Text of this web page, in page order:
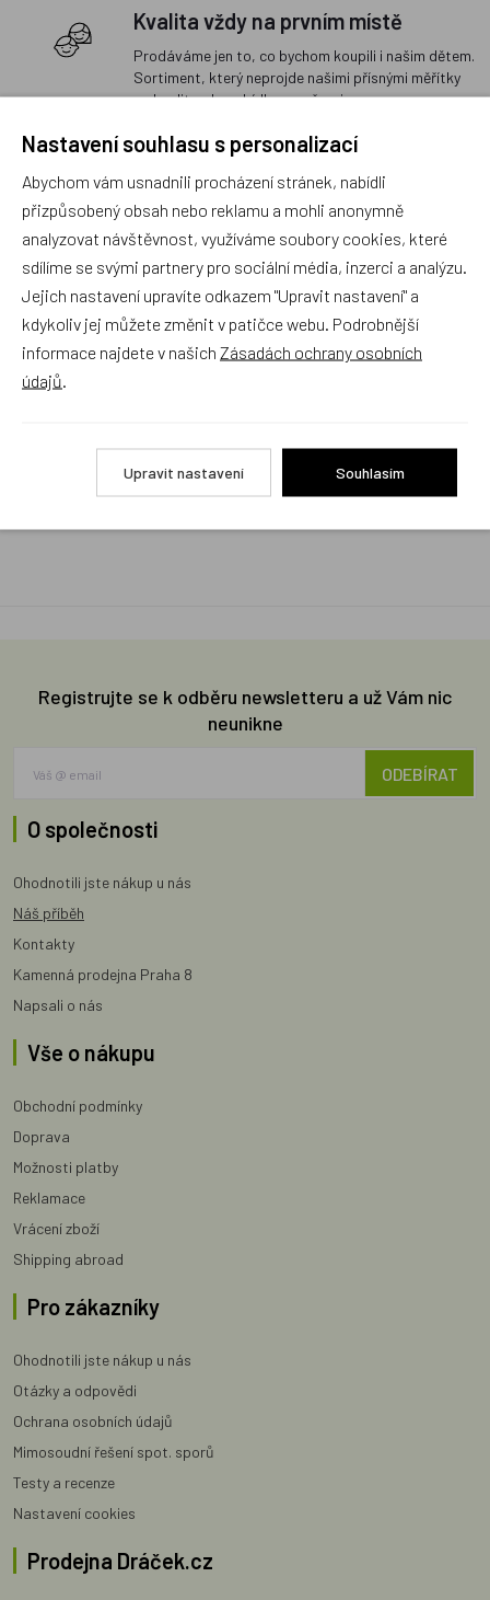
Kvalita vždy na prvním místě
Prodáváme jen to, co bychom koupili i našim dětem.
Sortiment, který neprojde našimi přísnými měřítky
na kvalitu, do nabídky nezařazujeme.
Rychlé vyřízení reklamace i na dálku
Pokud to povaha vady umožňuje (zjevná
neopravitelnost výrobku), reklamaci vyřídíme i na
základě pouhého zaslání fotografií na náš email a
vyměníme zboží kus za kus. Vždy se snažíme šetřit
Váš čas a peníze. Můžeme si to dovolit, protože
naše kvalitní zboží zákazníci téměř nereklamují.
Milujeme české výrobky
Objednávky obsahující jen skladové položky
expedujeme i v den objednávky, ostatní dle dodací
Registrujte se k odběru newsletteru a už Vám nic
neunikne
ODEBÍRAT
O společnosti
Ohodnotili jste nákup u nás
Náš příběh
Kontakty
Kamenná prodejna Praha 8
Napsali o nás
Vše o nákupu
Obchodní podmínky
Doprava
Možnosti platby
Reklamace
Vrácení zboží
Shipping abroad
Pro zákazníky
Ohodnotili jste nákup u nás
Otázky a odpovědi
Ochrana osobních údajů
Mimosoudní řešení spot. sporů
Testy a recenze
Nastavení cookies
Prodejna Dráček.cz
Nastavení souhlasu s personalizací
Abychom vám usnadnili procházení stránek, nabídli
přizpůsobený obsah nebo reklamu a mohli anonymně
analyzovat návštěvnost, využíváme soubory cookies, které
sdílíme se svými partnery pro sociální média, inzerci a analýzu.
Jejich nastavení upravíte odkazem "Upravit nastavení" a
kdykoliv jej můžete změnit v patičce webu. Podrobnější
informace najdete v našich Zásadách ochrany osobních
údajů
Upravit nastavení Souhlasím